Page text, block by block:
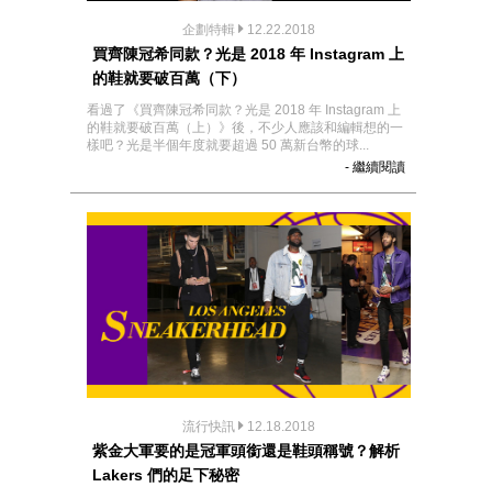
企劃特輯 12.22.2018
買齊陳冠希同款？光是 2018 年 Instagram 上
的鞋就要破百萬（下）
看過了《買齊陳冠希同款？光是 2018 年 Instagram 上
的鞋就要破百萬（上）》後，不少人應該和編輯想的一
樣吧？光是半個年度就要超過 50 萬新台幣的球...
- 繼續閱讀
流行快訊 12.18.2018
紫金大軍要的是冠軍頭銜還是鞋頭稱號？解析
Lakers 們的足下秘密